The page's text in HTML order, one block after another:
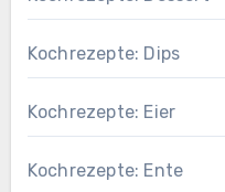
Kochrezepte: Dips
Kochrezepte: Eier
Kochrezepte: Ente